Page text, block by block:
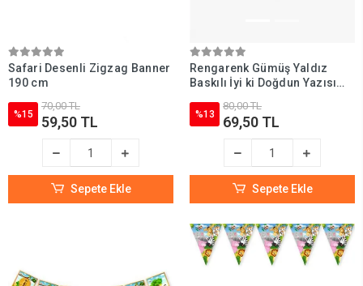
Safari Desenli Zigzag Banner
190 cm
%15
70,00 TL
59,50 TL
Sepete Ekle
Rengarenk Gümüş Yaldız
Baskılı İyi ki Doğdun Yazısı
%13
80,00 TL
69,50 TL
Sepete Ekle